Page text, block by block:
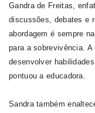
Gandra de Freitas,
discussões, debates e
abordagem é sempre
para a sobrevivência.
desenvolver
pontuou a educadora.
Sandra também